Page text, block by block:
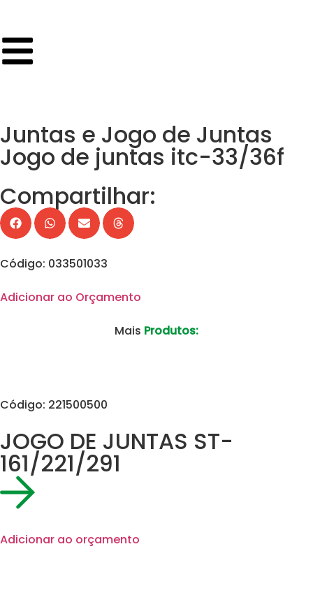
Juntas e Jogo de Juntas
Jogo de juntas itc-33/36f
Compartilhar:
Código: 033501033
Adicionar ao Orçamento
Mais Produtos:
Código: 221500500
JOGO DE JUNTAS ST-
161/221/291
Adicionar ao orçamento